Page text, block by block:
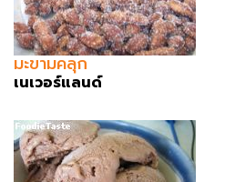
มะขามคลุก
เนเวอร์แลนด์